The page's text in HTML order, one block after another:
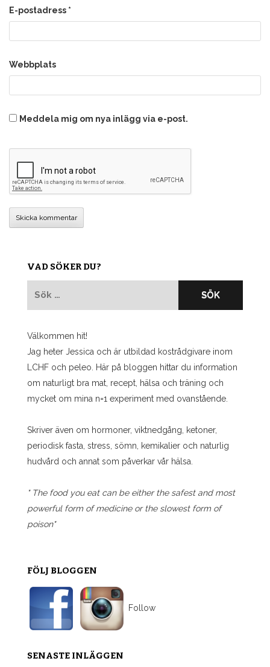
E-postadress *
Webbplats
Meddela mig om nya inlägg via e-post.
VAD SÖKER DU?
Välkommen hit!
Jag heter Jessica och är utbildad kostrådgivare inom
LCHF och peleo. Här på bloggen hittar du information
om naturligt bra mat, recept, hälsa och träning och
mycket om mina n=1 experiment med ovanstående.
Skriver även om hormoner, viktnedgång, ketoner,
periodisk fasta, stress, sömn, kemikalier och naturlig
hudvård och annat som påverkar vår hälsa.
" The food you eat can be either the safest and most
powerful form of medicine or the slowest form of
poison"
FÖLJ BLOGGEN
Follow
SENASTE INLÄGGEN